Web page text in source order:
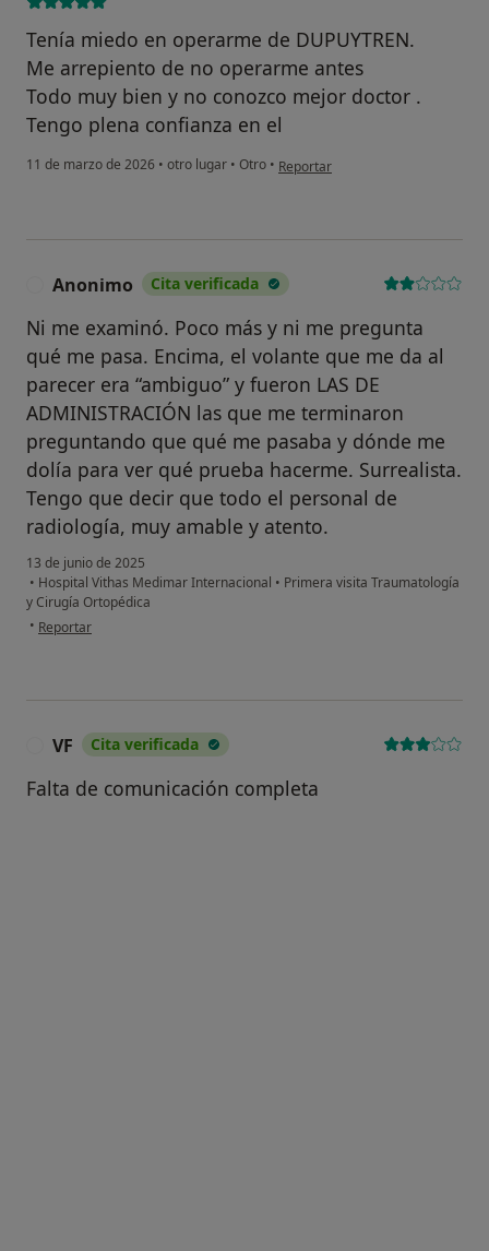
Tenía miedo en operarme de DUPUYTREN.
Me arrepiento de no operarme antes
Todo muy bien y no conozco mejor doctor .
Tengo plena confianza en el
11 de marzo de 2026 • otro lugar • Otro • en opinión del usuario Jose Miguel
Reportar
Anonimo Cita verificada
Ni me examinó. Poco más y ni me pregunta
qué me pasa. Encima, el volante que me da al
parecer era “ambiguo” y fueron LAS DE
ADMINISTRACIÓN las que me terminaron
preguntando que qué me pasaba y dónde me
dolía para ver qué prueba hacerme. Surrealista.
Tengo que decir que todo el personal de
radiología, muy amable y atento.
13 de junio de 2025
• Hospital Vithas Medimar Internacional • Primera visita Traumatología
y Cirugía Ortopédica
• en opinión del usuario Anonimo
Reportar
VF Cita verificada
Falta de comunicación completa